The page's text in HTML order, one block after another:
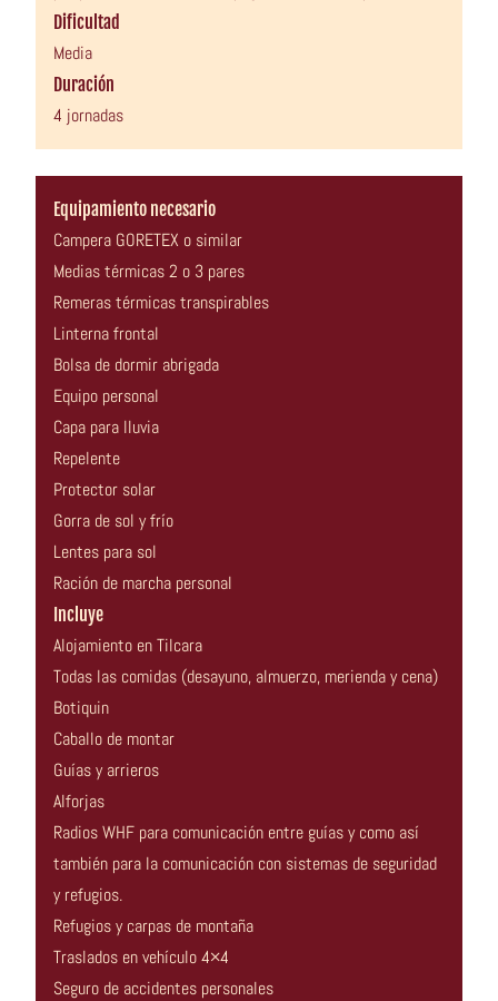
Dificultad
Media
Duración
4 jornadas
Equipamiento necesario
Campera GORETEX o similar
Medias térmicas 2 o 3 pares
Remeras térmicas transpirables
Linterna frontal
Bolsa de dormir abrigada
Equipo personal
Capa para lluvia
Repelente
Protector solar
Gorra de sol y frío
Lentes para sol
Ración de marcha personal
Incluye
Alojamiento en Tilcara
Todas las comidas (desayuno, almuerzo, merienda y cena)
Botiquin
Caballo de montar
Guías y arrieros
Alforjas
Radios WHF para comunicación entre guías y como así
también para la comunicación con sistemas de seguridad
y refugios.
Refugios y carpas de montaña
Traslados en vehículo 4×4
Seguro de accidentes personales